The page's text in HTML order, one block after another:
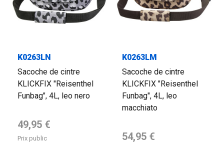
K0263LN
Sacoche de cintre
KLICKFIX "Reisenthel
Funbag", 4L, leo nero
Prix de base
49,95 €
Prix public
K0263LM
Sacoche de cintre
KLICKFIX "Reisenthel
Funbag", 4L, leo
macchiato
Prix de base
54,95 €